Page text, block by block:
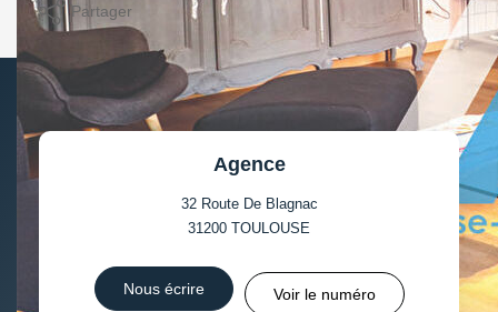
Partager Calculer mon budget
Agence
32 Route De Blagnac
31200 TOULOUSE
Nous écrire Voir le numéro